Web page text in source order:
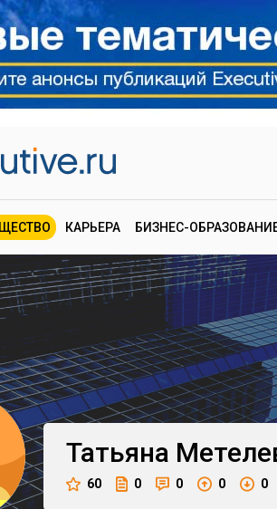
КАРЬЕРА БИЗНЕС-
Татьяна
60 0 0 0 0